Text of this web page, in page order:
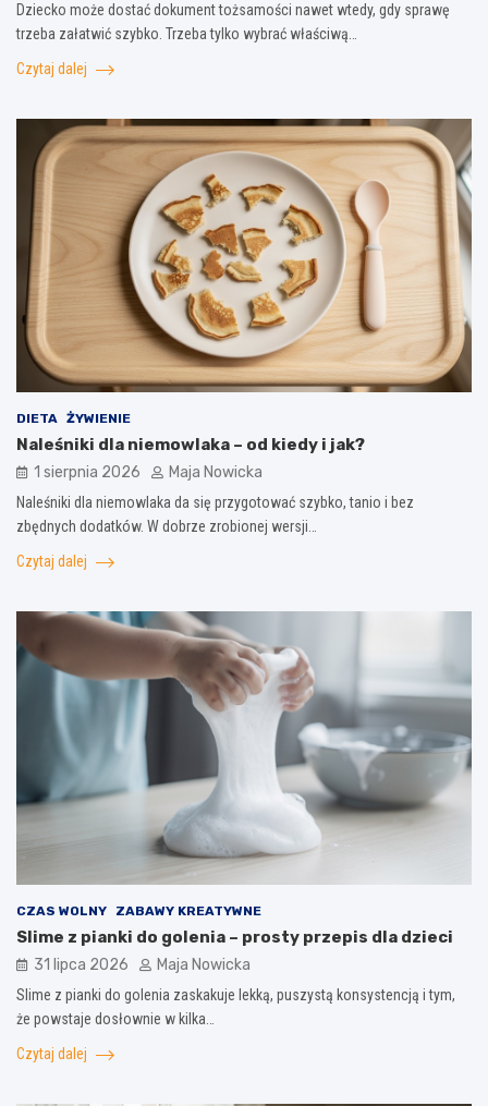
Dziecko może dostać dokument tożsamości nawet wtedy, gdy sprawę
trzeba załatwić szybko. Trzeba tylko wybrać właściwą…
Czytaj dalej
DIETA ŻYWIENIE
Naleśniki dla niemowlaka – od kiedy i jak?
1 sierpnia 2026 Maja Nowicka
Naleśniki dla niemowlaka da się przygotować szybko, tanio i bez
zbędnych dodatków. W dobrze zrobionej wersji…
Czytaj dalej
CZAS WOLNY ZABAWY KREATYWNE
Slime z pianki do golenia – prosty przepis dla dzieci
31 lipca 2026 Maja Nowicka
Slime z pianki do golenia zaskakuje lekką, puszystą konsystencją i tym,
że powstaje dosłownie w kilka…
Czytaj dalej